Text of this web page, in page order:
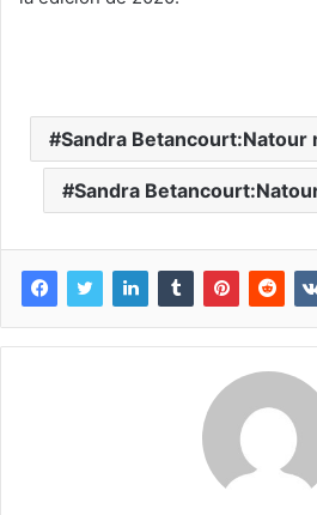
Sandra Betancourt:Natour
Sandra